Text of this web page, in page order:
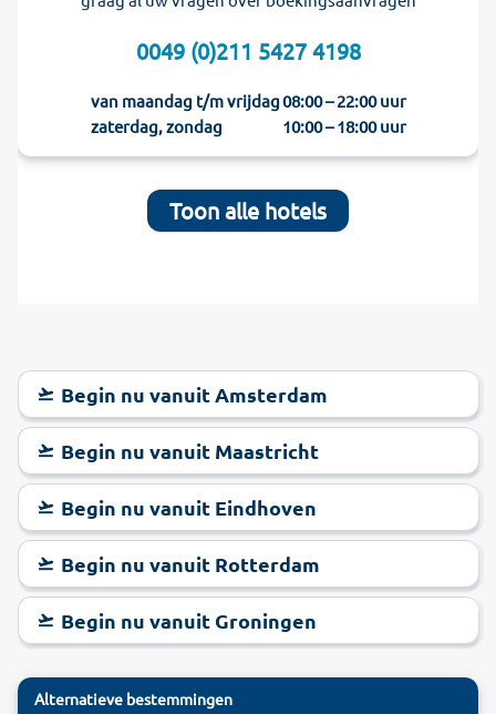
0049 (0)211 5427 4198
van maandag t/m vrijdag08:00 – 22:00 uur
zaterdag, zondag
10:00 – 18:00 uur
Toon alle hotels
Begin nu vanuit Amsterdam
Begin nu vanuit Maastricht
Begin nu vanuit Eindhoven
Begin nu vanuit Rotterdam
Begin nu vanuit Groningen
Alternatieve bestemmingen